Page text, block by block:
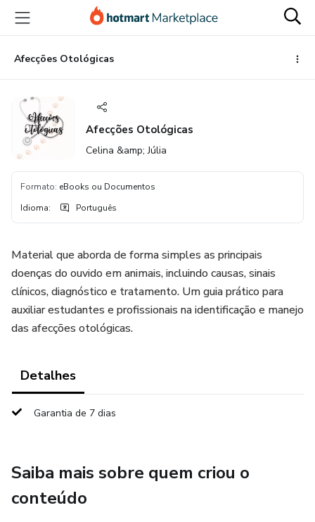
para
conteúdo
principal
para
pagamento
para
rodapé
Afecções Otológicas
Afecções Otológicas
Celina &amp; Júlia
Formato: eBooks ou Documentos
Idioma: Português
Material que aborda de forma simples as principais
doenças do ouvido em animais, incluindo causas, sinais
clínicos, diagnóstico e tratamento. Um guia prático para
auxiliar estudantes e profissionais na identificação e manejo
das afecções otológicas.
Detalhes
Garantia de 7 dias
Saiba mais sobre quem criou o
conteúdo